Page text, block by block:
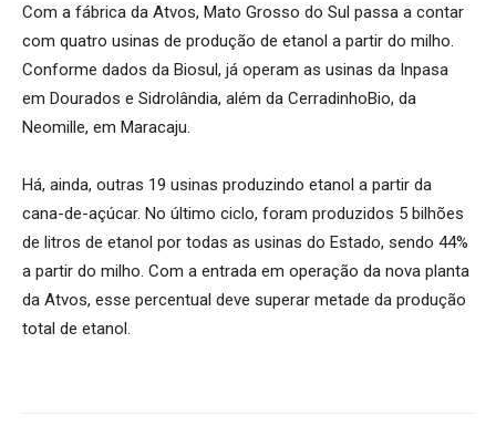
Com a fábrica da Atvos, Mato Grosso do Sul passa a contar
com quatro usinas de produção de etanol a partir do milho.
Conforme dados da Biosul, já operam as usinas da Inpasa
em Dourados e Sidrolândia, além da CerradinhoBio, da
Neomille, em Maracaju.
Há, ainda, outras 19 usinas produzindo etanol a partir da
cana-de-açúcar. No último ciclo, foram produzidos 5 bilhões
de litros de etanol por todas as usinas do Estado, sendo 44%
a partir do milho. Com a entrada em operação da nova planta
da Atvos, esse percentual deve superar metade da produção
total de etanol.